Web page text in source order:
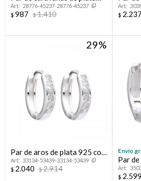
925 con circonia, OJO
TURCO.
28776-45237-28776-45237
$ 987 $1.410
baño
$ 2.237
29
Par de aros de plata 925 con
circonias.
33134-53439-33134-53439
$ 2.040 $2.914
Envío
Par
$ 2.599